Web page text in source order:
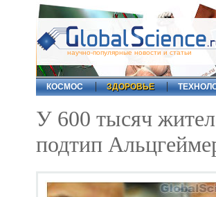
научно-популярные новости и статьи
КОСМОС
ЗДОРОВЬЕ
У 600 тысяч
подтип